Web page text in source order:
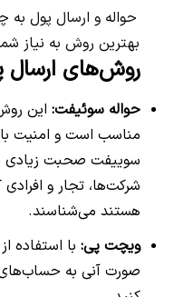
حواله و ارسال پول به
بهترین روش به نیاز
روش‌های ارسال
حواله سوئیفت:این روش
مناسب است و امنیت
سوییفت صحبت زیادی
شرکت‌ها، تجار و افرادی
هستند می‌شناسند.
ویچت پی:با استفاده
صورت آنی به